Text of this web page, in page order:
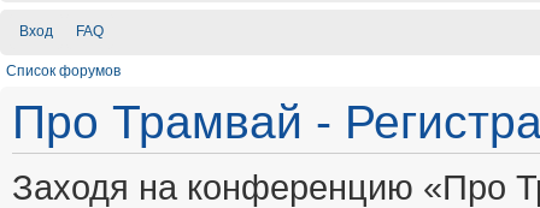
Вход FAQ
Список форумов
Про Трамвай -
Заходя на конференцию «Про